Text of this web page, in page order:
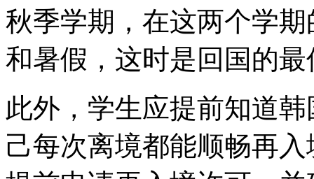
秋季学期，在这两个学
和暑假，这时是回国的
此外，学生应提前知道
己每次离境都能顺畅再